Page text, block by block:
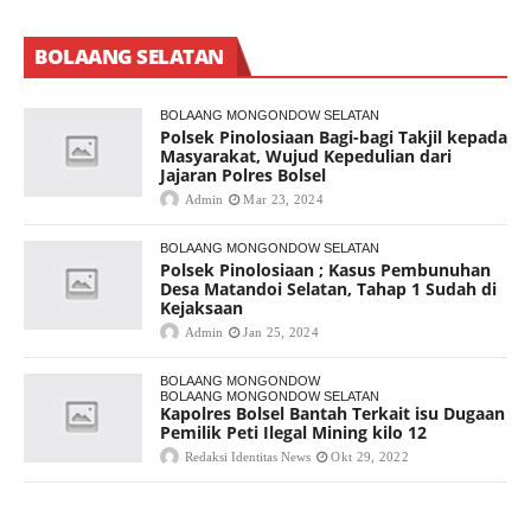
BOLAANG SELATAN
BOLAANG MONGONDOW SELATAN
Polsek Pinolosiaan Bagi-bagi Takjil kepada
Masyarakat, Wujud Kepedulian dari
Jajaran Polres Bolsel
Admin Mar 23, 2024
BOLAANG MONGONDOW SELATAN
Polsek Pinolosiaan ; Kasus Pembunuhan
Desa Matandoi Selatan, Tahap 1 Sudah di
Kejaksaan
Admin Jan 25, 2024
BOLAANG MONGONDOW
BOLAANG MONGONDOW SELATAN
Kapolres Bolsel Bantah Terkait isu Dugaan
Pemilik Peti Ilegal Mining kilo 12
Redaksi Identitas News Okt 29, 2022